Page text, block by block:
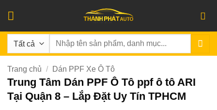
qua
nội
dung
Tìm
Trang chủ / Dán PPF Xe Ô Tô
Trung Tâm Dán PPF Ô Tô ppf ô tô ARI
Tại Quận 8 – Lắp Đặt Uy Tín TPHCM